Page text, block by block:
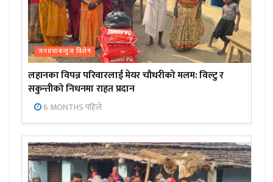
जनप्रभाबन्युज विशेष
लहानका विपन्न परिवारलाई मेयर चौधरीको मलम: विल्टु र
सकुन्तीको निधनमा राहत प्रदान
6 MONTHS पहिले